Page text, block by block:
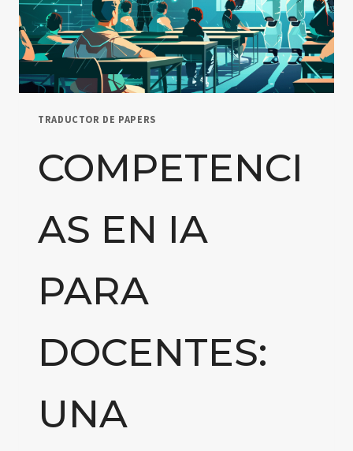
TRADUCTOR DE PAPERS
COMPETENCI
AS EN IA
PARA
DOCENTES:
UNA